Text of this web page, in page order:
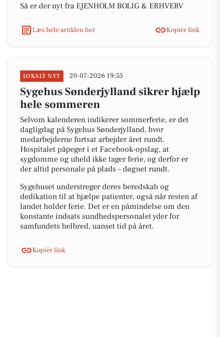
Så er der nyt fra EJENHOLM BOLIG & ERHVERV
Læs hele artiklen her Kopiér link
LOKALT NYT 20-07-2026 19:55
Sygehus Sønderjylland sikrer hjælp
hele sommeren
Selvom kalenderen indikerer sommerferie, er det
dagligdag på Sygehus Sønderjylland, hvor
medarbejderne fortsat arbejder året rundt.
Hospitalet påpeger i et Facebook-opslag, at
sygdomme og uheld ikke tager ferie, og derfor er
der altid personale på plads – døgnet rundt.
Sygehuset understreger deres beredskab og
dedikation til at hjælpe patienter, også når resten af
landet holder ferie. Det er en påmindelse om den
konstante indsats sundhedspersonalet yder for
samfundets helbred, uanset tid på året.
Kopiér link